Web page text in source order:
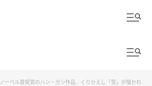
ノーベル賞受賞のハン・ガン作品、くりかえし「雪」が描かれ